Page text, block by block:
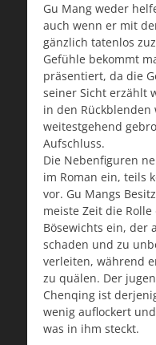
Gu Mang weder
auch wenn er mit
gänzlich tatenlos
Gefühle bekommt
präsentiert, da die
seiner Sicht erzählt
in den Rückblenden
weitestgehend
Aufschluss.
Die Nebenfiguren
im Roman ein, teils
vor. Gu Mangs
meiste Zeit die
Bösewichts ein, der
schaden und zu
verleiten, während
zu quälen. Der
Chenqing ist
wenig auflockert
was in ihm steckt.